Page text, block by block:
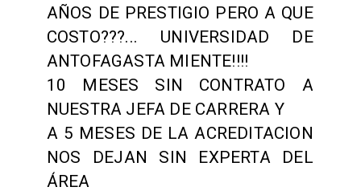
AÑOS DE PRESTIGIO PERO A QUE
COSTO???... UNIVERSIDAD DE
ANTOFAGASTA MIENTE!!!!
10 MESES SIN CONTRATO A
NUESTRA JEFA DE CARRERA Y
A 5 MESES DE LA ACREDITACION
NOS DEJAN SIN EXPERTA DEL
ÁREA